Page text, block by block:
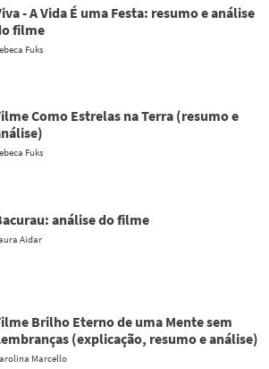
- A Vida É uma Festa: resumo e análise
filme
Fuks
Como Estrelas na Terra (resumo e
Fuks
análise do filme
Aidar
Brilho Eterno de uma Mente sem
(explicação, resumo e análise)
Marcello